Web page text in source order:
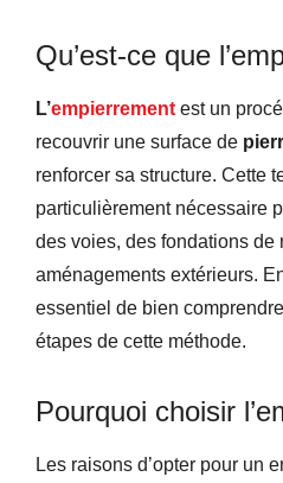
Qu’est-ce que
L’empierrement est un
recouvrir une surface de
renforcer sa structure. Cette
particulièrement nécessaire
des voies, des fondations de
aménagements extérieurs.
essentiel de bien
étapes de cette méthode.
Pourquoi choisir
Les raisons d’opter pour un